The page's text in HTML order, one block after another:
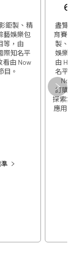
鉅製、精
藝娛樂包
等，由
際知名平
看由 Now
目。
6
盡覽英
育賽事,
製、精
娛樂包
由
名平台
Now
訂購歐
探索集
應用程
關閉